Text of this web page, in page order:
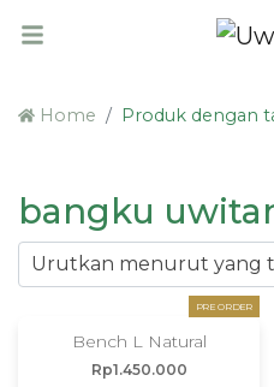
Home Produk dengan
bangku
PRE ORDER
Bench L Natural
Rp1.450.000